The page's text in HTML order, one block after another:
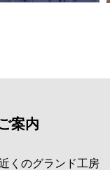
案内
くのグランド工房